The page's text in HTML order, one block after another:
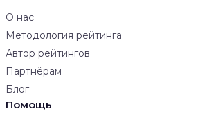
О нас
Методология рейтинга
Автор рейтингов
Партнёрам
Блог
Помощь